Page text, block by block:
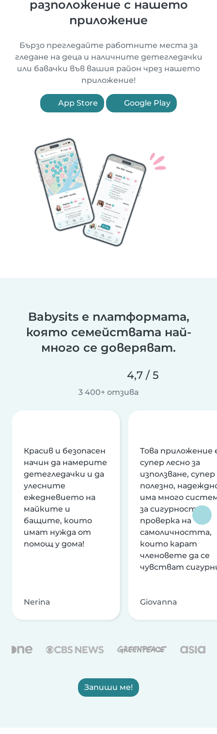
разположение с нашето
приложение
Бързо прегледайте работните места за
гледане на деца и наличните детегледачки
или бавачки във вашия район чрез нашето
приложение!
App Store Google Play
Babysits е платформата,
която семействата най-
много се доверяват.
4,7 / 5
3 400+ отзива
Красив и безопасен
начин да намерите
детегледачки и да
улесните
ежедневието на
майките и
бащите, които
имат нужда от
помощ у дома!
Nerina
Това приложение
супер лесно за
използване, супер
полезно,
има много
за сигурност и
проверка на
самоличността,
които карат
членовете да се
чувстват
Giovanna
Запиши ме!